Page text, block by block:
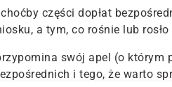
części dopłat
a tym, co rośnie lub rosło
swój apel (o którym
i tego, że warto